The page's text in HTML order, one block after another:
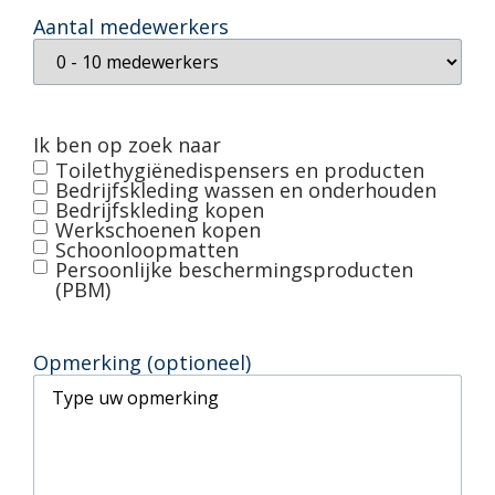
Aantal medewerkers
Ik ben op zoek naar
Toilethygiënedispensers en producten
Bedrijfskleding wassen en onderhouden
Bedrijfskleding kopen
Werkschoenen kopen
Schoonloopmatten
Persoonlijke beschermingsproducten
(PBM)
Opmerking (optioneel)